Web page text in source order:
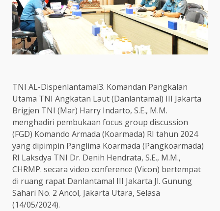
TNI AL-Dispenlantamal3. Komandan Pangkalan
Utama TNI Angkatan Laut (Danlantamal) III Jakarta
Brigjen TNI (Mar) Harry Indarto, S.E., M.M.
menghadiri pembukaan focus group discussion
(FGD) Komando Armada (Koarmada) RI tahun 2024
yang dipimpin Panglima Koarmada (Pangkoarmada)
RI Laksdya TNI Dr. Denih Hendrata, S.E., M.M.,
CHRMP. secara video conference (Vicon) bertempat
di ruang rapat Danlantamal III Jakarta Jl. Gunung
Sahari No. 2 Ancol, Jakarta Utara, Selasa
(14/05/2024).